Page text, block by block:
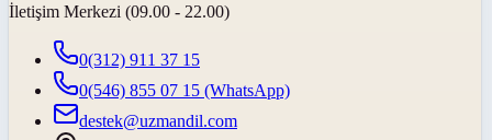
İletişim Merkezi (09.00 - 22.00)
0(312) 911 37 15
0(546) 855 07 15 (WhatsApp)
destek@uzmandil.com